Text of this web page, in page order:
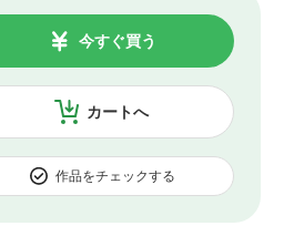
カートへ
今すぐ買う
作品をチェックする